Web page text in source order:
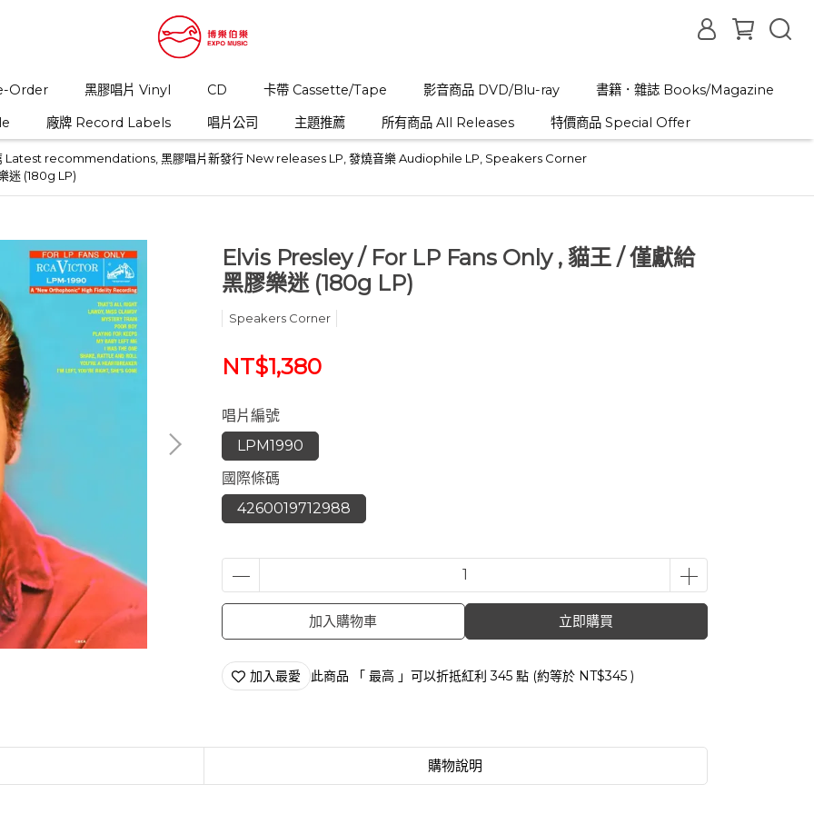
Order 黑膠唱片 Vinyl CD 卡帶 Cassette/Tape 影音商品 DVD/Blu-ray
書籍．雜誌 Books/Magazine
廠牌 Record Labels 唱片公司 主題推薦 所有商品 All Releases 特價商品 Special Offer
Latest recommendations, 黑膠唱片新發行 New releases LP 發燒音樂 Audiophile LP Speakers Corner
迷 (180g LP)
Elvis Presley / For LP Fans Only , 貓王 / 僅獻給
黑膠樂迷 (180g LP)
Speakers Corner
NT$1,380
唱片編號
LPM1990
國際條碼
4260019712988
加入購物車 立即購買
加入最愛 此商品 「 最高 」可以折抵紅利345 點 (約等於 NT$345 )
購物說明